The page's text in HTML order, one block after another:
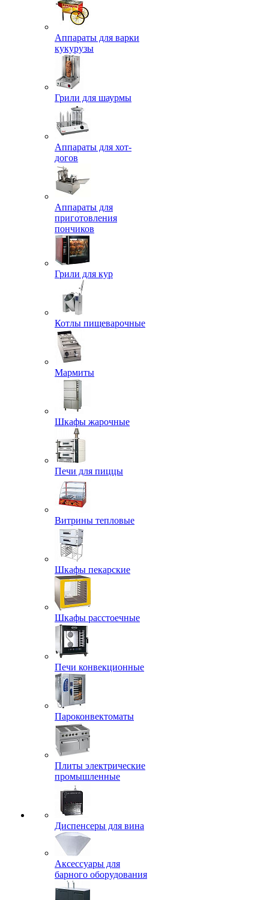
Аппараты для варки
кукурузы
Грили для шаурмы
Аппараты для хот-
догов
Аппараты для
приготовления
пончиков
Грили для кур
Котлы пищеварочные
Мармиты
Шкафы жарочные
Печи для пиццы
Витрины тепловые
Шкафы пекарские
Шкафы расстоечные
Печи конвекционные
Пароконвектоматы
Плиты электрические
промышленные
Диспенсеры для вина
Аксессуары для
барного оборудования